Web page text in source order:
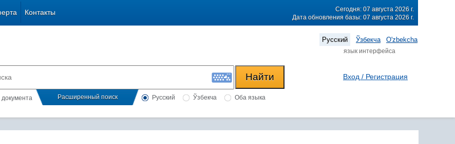
Контакты
Сегодня: 07 августа 2026 г.
Дата обновления базы: 07 августа 2026 г.
Русский Ўзбекча O'zbekcha
язык интерфейса
документа Расширенный поиск Русский Ўзбекча Оба языка
Вход / Регистрация